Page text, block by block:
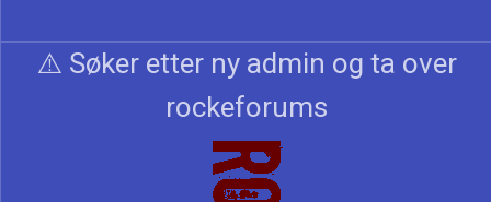
⚠️ Søker etter ny admin og ta over
rockeforums